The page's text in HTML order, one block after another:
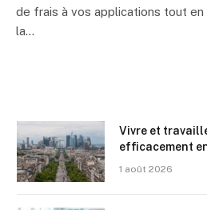
de frais à vos applications tout
la…
Vivre et
efficacement
1 août 2026